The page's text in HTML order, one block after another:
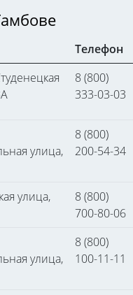
Телефон
8 (800)
333-03-03
улица,
8 (800)
200-54-34
улица,
8 (800)
700-80-06
улица,
8 (800)
100-11-11